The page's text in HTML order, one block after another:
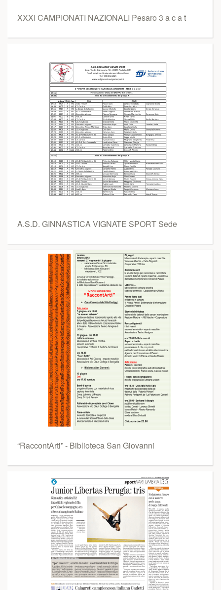
XXXI CAMPIONATI NAZIONALI Pesaro 3 a c a t
A.S.D. GINNASTICA VIGNATE SPORT Sede
“RaccontArti” - Biblioteca San Giovanni